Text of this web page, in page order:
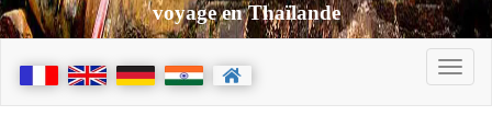
voyage en Thaïlande